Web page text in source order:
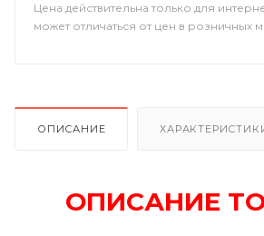
Цена действительна только для
может отличаться от цен в розничных
ОПИСАНИЕ
ОПИСАНИЕ